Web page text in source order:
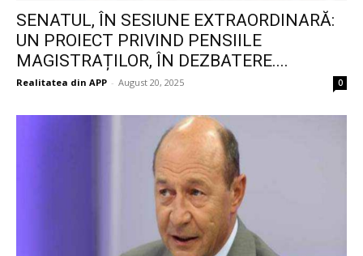
SENATUL, ÎN SESIUNE EXTRAORDINARĂ:
UN PROIECT PRIVIND PENSIILE
MAGISTRAȚILOR, ÎN DEZBATERE....
Realitatea din APP - August 20, 2025 0